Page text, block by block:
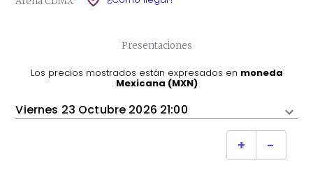
Presentaciones
Los precios mostrados están expresados ​​en moneda
Mexicana (MXN)
Viernes 23 Octubre 2026 21:00
+ -